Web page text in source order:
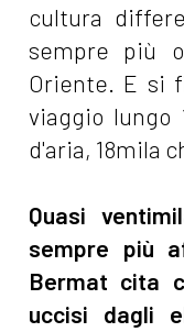
cultura
sempre più
Oriente. E si
viaggio lungo
d'aria, 18mila
Quasi
sempre più
Bermat cita
uccisi dagli